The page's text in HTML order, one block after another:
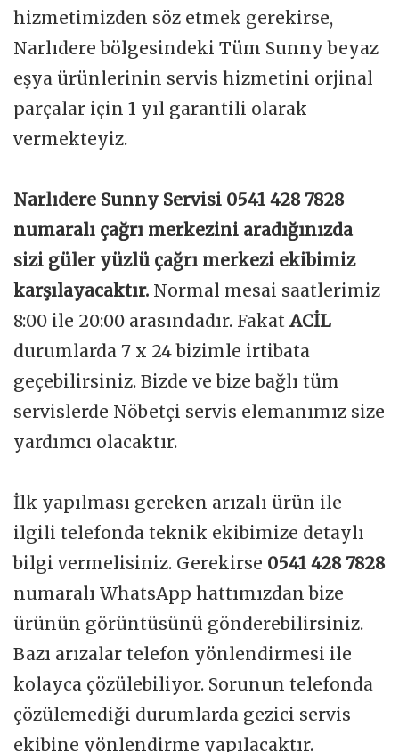
hizmetimizden söz etmek gerekirse,
Narlıdere bölgesindeki Tüm Sunny beyaz
eşya ürünlerinin servis hizmetini orjinal
parçalar için 1 yıl garantili olarak
vermekteyiz.
Narlıdere Sunny Servisi 0541 428 7828
numaralı çağrı merkezini aradığınızda
sizi güler yüzlü çağrı merkezi ekibimiz
karşılayacaktır. Normal mesai saatlerimiz
8:00 ile 20:00 arasındadır. Fakat ACİL
durumlarda 7 x 24 bizimle irtibata
geçebilirsiniz. Bizde ve bize bağlı tüm
servislerde Nöbetçi servis elemanımız size
yardımcı olacaktır.
İlk yapılması gereken arızalı ürün ile
ilgili telefonda teknik ekibimize detaylı
bilgi vermelisiniz. Gerekirse 0541 428 7828
numaralı WhatsApp hattımızdan bize
ürünün görüntüsünü gönderebilirsiniz.
Bazı arızalar telefon yönlendirmesi ile
kolayca çözülebiliyor. Sorunun telefonda
çözülemediği durumlarda gezici servis
ekibine yönlendirme yapılacaktır.